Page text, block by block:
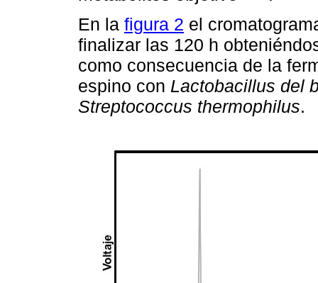
En la figura 2 el
finalizar las 120 h
como consecuencia de la
espino con Lactobacillus del
Streptococcus thermophilus.